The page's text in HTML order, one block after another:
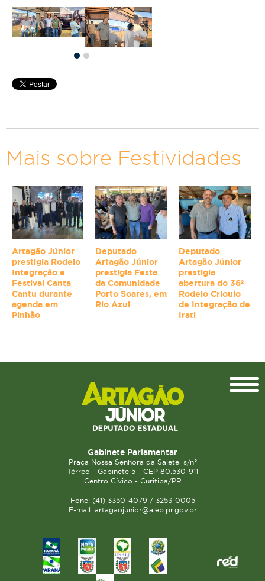
Mais sobre Festividades
Artagão Júnior
prestigia Rodeio
Integração e
Festival Canta
Cantu durante
agenda em
Pinhão
Deputado
Artagão Júnior
prestigia Festa
da Comunidade
Porto Soares, em
Rio Azul
Deputado
Artagão Júnior
prestigia
abertura do 36º
Rodeio Crioulo
de Integração de
Irati
Gabinete Parlamentar
Praça Nossa Senhora da Salete, s/n°
Térreo - Gabinete 5 - CEP 80.530-911
Centro Cívico - Curitiba/PR
Fone: (41) 3350-4079 / 3253-0005
E-mail: artagaojunior@alep.pr.gov.br